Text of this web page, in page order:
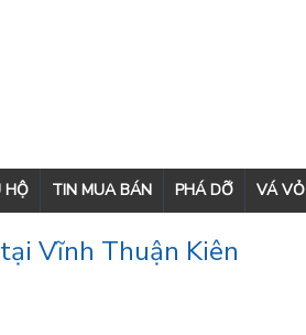
HỘ TIN MUA BÁN PHÁ DỠ VÁ VỎ
Vĩnh Thuận Kiên